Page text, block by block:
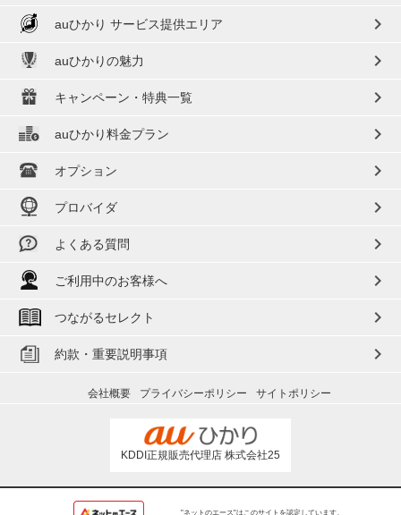
auひかり サービス提供エリア chevron_right
auひかりの魅力 chevron_right
キャンペーン・特典一覧 chevron_right
auひかり料金プラン chevron_right
オプション chevron_right
プロバイダ chevron_right
よくある質問 chevron_right
ご利用中のお客様へ chevron_right
つながるセレクト chevron_right
約款・重要説明事項 chevron_right
会社概要 プライバシーポリシー サイトポリシー
KDDI正規販売代理店 株式会社25
"ネットのエース"はこのサイトを認定しています。